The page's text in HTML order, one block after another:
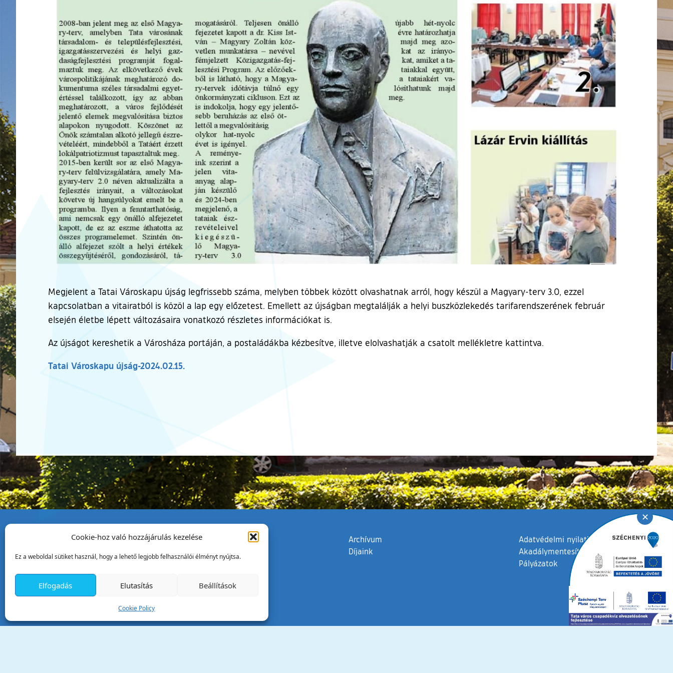
Cookie-hoz való hozzájárulás kezelése
Ez a weboldal sütiket használ, hogy a lehető legjobb felhasználói élményt nyújtsa.
Elfogadás Elutasítás Beállítások
Cookie Policy
Megjelent a Tatai Városkapu újság legfrissebb száma, melyben többek között olvashatnak arról, hogy készül a Magyary-terv 3.0, ezzel
kapcsolatban a vitairatból is közöl a lap egy előzetest. Emellett az újságban megtalálják a helyi buszközlekedés tarifarendszerének február
elsején életbe lépett változásaira vonatkozó részletes információkat is.
Az újságot kereshetik a Városháza portáján, a postaládákba kézbesítve, illetve elolvashatják a csatolt mellékletre kattintva.
Tatai Városkapu újság-2024.02.15.
Tata Város Önkormányzata
2890 Tata, Kossuth tér 1.
+36 34 / 587 078
Email:ph@tata.hu
Archívum
Díjaink
Adatvédelmi nyilatkozat
Akadálymentesítési nyilatkozat
Pályázatok
✕